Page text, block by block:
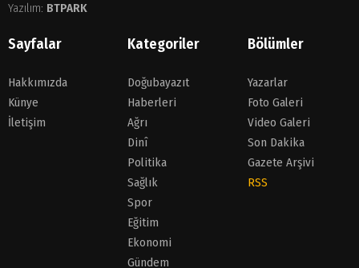
Yazılım: BTPARK
Sayfalar
Hakkımızda
Künye
İletişim
Kategoriler
Doğubayazıt
Haberleri
Ağrı
Dinî
Politika
Sağlık
Spor
Eğitim
Ekonomi
Gündem
Bölümler
Yazarlar
Foto Galeri
Video Galeri
Son Dakika
Gazete Arşivi
RSS